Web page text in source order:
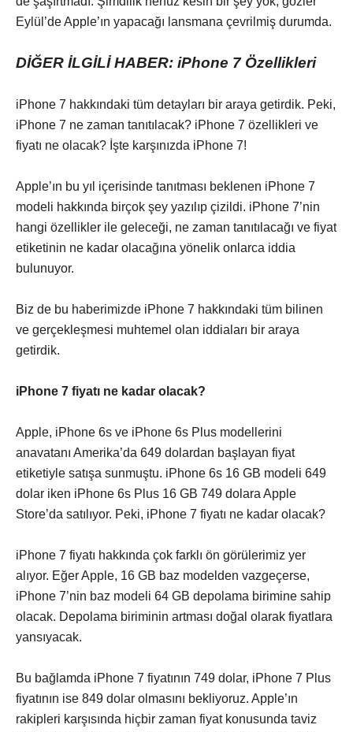
Eylül’de Apple’ın yapacağı lansmana çevrilmiş durumda.
DİĞER İLGİLİ HABER: iPhone 7 Özellikleri
iPhone 7 hakkındaki tüm detayları bir araya getirdik. Peki,
iPhone 7 ne zaman tanıtılacak? iPhone 7 özellikleri ve
fiyatı ne olacak? İşte karşınızda iPhone 7!
Apple’ın bu yıl içerisinde tanıtması beklenen iPhone 7
modeli hakkında birçok şey yazılıp çizildi. iPhone 7’nin
hangi özellikler ile geleceği, ne zaman tanıtılacağı ve fiyat
etiketinin ne kadar olacağına yönelik onlarca iddia
bulunuyor.
Biz de bu haberimizde iPhone 7 hakkındaki tüm bilinen
ve gerçekleşmesi muhtemel olan iddiaları bir araya
getirdik.
iPhone 7 fiyatı ne kadar olacak?
Apple, iPhone 6s ve iPhone 6s Plus modellerini
anavatanı Amerika’da 649 dolardan başlayan fiyat
etiketiyle satışa sunmuştu. iPhone 6s 16 GB modeli 649
dolar iken iPhone 6s Plus 16 GB 749 dolara Apple
Store’da satılıyor. Peki, iPhone 7 fiyatı ne kadar olacak?
iPhone 7 fiyatı hakkında çok farklı ön görülerimiz yer
alıyor. Eğer Apple, 16 GB baz modelden vazgeçerse,
iPhone 7’nin baz modeli 64 GB depolama birimine sahip
olacak. Depolama biriminin artması doğal olarak fiyatlara
yansıyacak.
Bu bağlamda iPhone 7 fiyatının 749 dolar, iPhone 7 Plus
fiyatının ise 849 dolar olmasını bekliyoruz. Apple’ın
rakipleri karşısında hiçbir zaman fiyat konusunda taviz